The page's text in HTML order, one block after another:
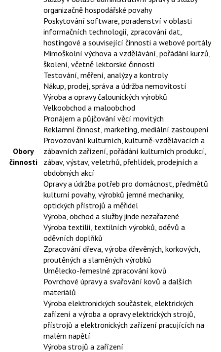
Obory
činnosti
organizačně hospodářské povahy
Poskytování software, poradenství v oblasti
informačních technologií, zpracování dat,
hostingové a související činnosti a webové portály
Mimoškolní výchova a vzdělávání, pořádání kurzů,
školení, včetně lektorské činnosti
Testování, měření, analýzy a kontroly
Nákup, prodej, správa a údržba nemovitostí
Výroba a opravy čalounických výrobků
Velkoobchod a maloobchod
Pronájem a půjčování věcí movitých
Reklamní činnost, marketing, mediální zastoupení
Provozování kulturních, kulturně-vzdělávacích a
zábavních zařízení, pořádání kulturních produkcí,
zábav, výstav, veletrhů, přehlídek, prodejních a
obdobných akcí
Opravy a údržba potřeb pro domácnost, předmětů
kulturní povahy, výrobků jemné mechaniky,
optických přístrojů a měřidel
Výroba, obchod a služby jinde nezařazené
Výroba textilií, textilních výrobků, oděvů a
oděvních doplňků
Zpracování dřeva, výroba dřevěných, korkových,
proutěných a slaměných výrobků
Umělecko-řemeslné zpracování kovů
Povrchové úpravy a svařování kovů a dalších
materiálů
Výroba elektronických součástek, elektrických
zařízení a výroba a opravy elektrických strojů,
přístrojů a elektronických zařízení pracujících na
malém napětí
Výroba strojů a zařízení